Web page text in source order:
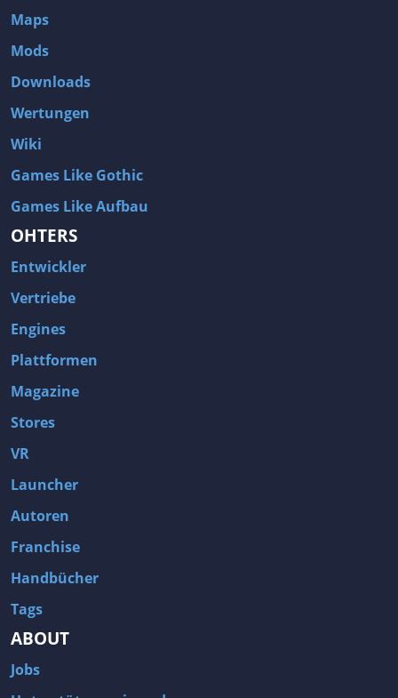
Maps
Mods
Downloads
Wertungen
Wiki
Games Like Gothic
Games Like Aufbau
OHTERS
Entwickler
Vertriebe
Engines
Plattformen
Magazine
Stores
VR
Launcher
Autoren
Franchise
Handbücher
Tags
ABOUT
Jobs